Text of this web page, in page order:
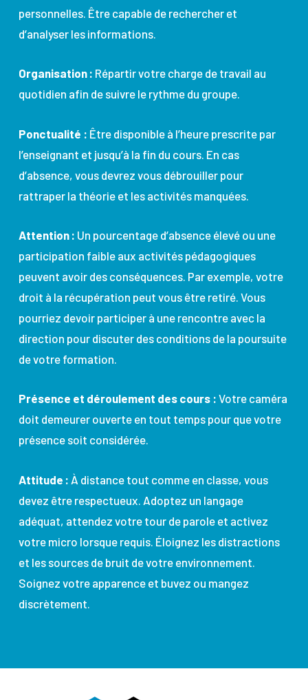
personnelles. Être capable de rechercher et
d’analyser les informations.
Organisation : Répartir votre charge de travail au
quotidien afin de suivre le rythme du groupe.
Ponctualité : Être disponible à l’heure prescrite par
l’enseignant et jusqu’à la fin du cours. En cas
d’absence, vous devrez vous débrouiller pour
rattraper la théorie et les activités manquées.
Attention : Un pourcentage d’absence élevé ou une
participation faible aux activités pédagogiques
peuvent avoir des conséquences. Par exemple, votre
droit à la récupération peut vous être retiré. Vous
pourriez devoir participer à une rencontre avec la
direction pour discuter des conditions de la poursuite
de votre formation.
Présence et déroulement des cours : Votre caméra
doit demeurer ouverte en tout temps pour que votre
présence soit considérée.
Attitude : À distance tout comme en classe, vous
devez être respectueux. Adoptez un langage
adéquat, attendez votre tour de parole et activez
votre micro lorsque requis. Éloignez les distractions
et les sources de bruit de votre environnement.
Soignez votre apparence et buvez ou mangez
discrètement.